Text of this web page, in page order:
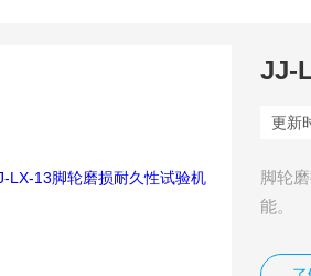
JJ-
更新
脚轮
能。